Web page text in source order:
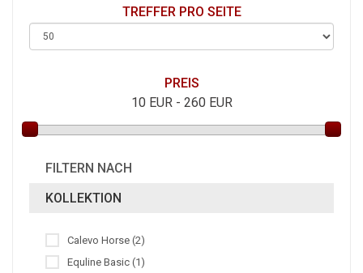
TREFFER PRO SEITE
PREIS
10EUR - 260EUR
FILTERN NACH
KOLLEKTION
Calevo Horse (2)
Equline Basic (1)